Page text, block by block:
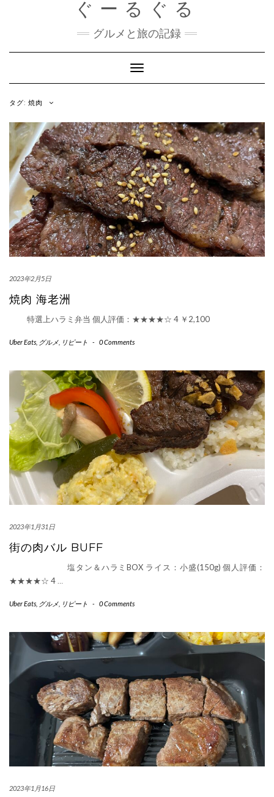
ぐーるぐる
グルメと旅の記録
Toggle
Navigation
タグ: 焼肉
2023年2月5日
焼肉 海老洲
特選上ハラミ弁当 個人評価：★★★★☆ 4 ￥2,100
Uber Eats グルメ リピート - 0 Comments
2023年1月31日
街の肉バル BUFF
塩タン＆ハラミBOX ライス：小盛(150g) 個人評価：
★★★★☆ 4 …
Uber Eats グルメ リピート - 0 Comments
2023年1月16日